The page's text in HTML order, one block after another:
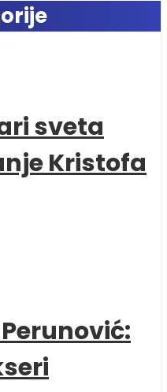
sveta
Kristofa